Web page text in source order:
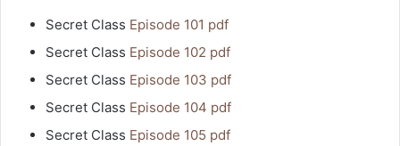
Secret Class Episode 101 pdf
Secret Class Episode 102 pdf
Secret Class Episode 103 pdf
Secret Class Episode 104 pdf
Secret Class Episode 105 pdf